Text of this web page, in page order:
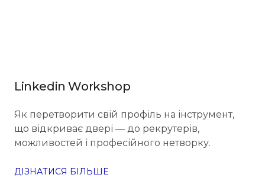
Linkedin Workshop
Як перетворити свій профіль на інструмент,
що відкриває двері — до рекрутерів,
можливостей і професійного нетворку.
ДІЗНАТИСЯ БІЛЬШЕ